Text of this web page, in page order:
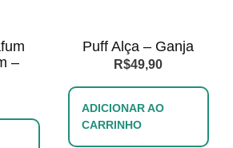
–
Puff Alça – Ganja
R$49,90
ADICIONAR AO
CARRINHO